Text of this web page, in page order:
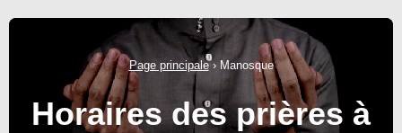
Page principale› Manosque
Horaires des prières à